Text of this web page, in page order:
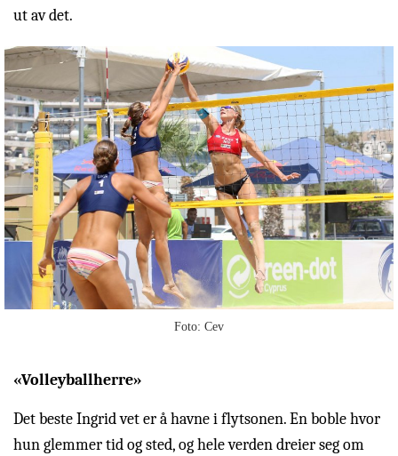
ut av det.
Foto: Cev
«Volleyballherre»
Det beste Ingrid vet er å havne i flytsonen. En boble hvor
hun glemmer tid og sted, og hele verden dreier seg om